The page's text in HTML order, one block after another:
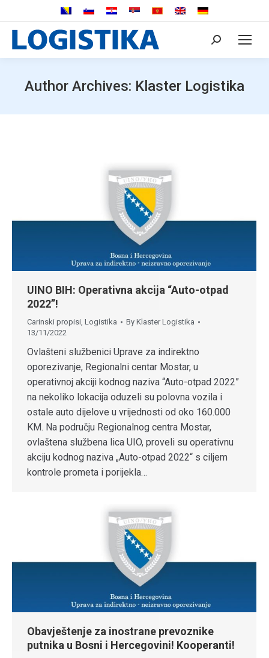
Search:
Author Archives: Klaster Logistika
UINO BIH: Operativna akcija “Auto-otpad
2022”!
Carinski propisi, Logistika By Klaster Logistika
13/11/2022
Ovlašteni službenici Uprave za indirektno
oporezivanje, Regionalni centar Mostar, u
operativnoj akciji kodnog naziva “Auto-otpad 2022”
na nekoliko lokacija oduzeli su polovna vozila i
ostale auto dijelove u vrijednosti od oko 160.000
KM. Na području Regionalnog centra Mostar,
ovlaštena službena lica UIO, proveli su operativnu
akciju kodnog naziva „Auto-otpad 2022“ s ciljem
kontrole prometa i porijekla…
Obavještenje za inostrane prevoznike
putnika u Bosni i Hercegovini! Kooperanti!